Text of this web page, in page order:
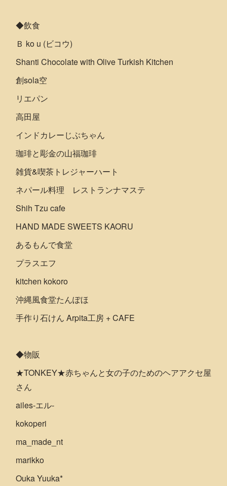
◆飲食
Ｂ ko u (ビコウ)
Shanti Chocolate with Olive Turkish Kitchen
創sola空
リエパン
高田屋
インドカレーじぶちゃん
珈琲と彫金の山福珈琲
雑貨&喫茶トレジャーハート
ネパール料理 レストランナマステ
Shih Tzu cafe
HAND MADE SWEETS KAORU
あるもんで食堂
プラスエフ
kitchen kokoro
沖縄風食堂たんぽほ
手作り石けん Arpita工房 + CAFE
◆物販
★TONKEY★赤ちゃんと女の子のためのヘアアクセ屋
さん
ailes-エル-
kokoperi
ma_made_nt
marikko
Ouka Yuuka*